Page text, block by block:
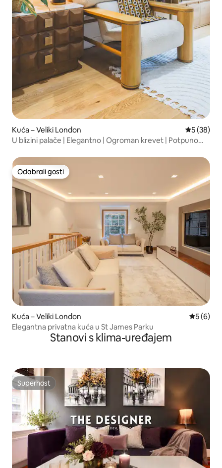
Kuća – Veliki London Prosječna
5 (38)
U blizini palače | Elegantno | Ogroman krevet | Potpuno
Odabrali gosti
Odabrali gosti
Kuća – Veliki London
5 (6)
Elegantna privatna kuća u St James Parku
Stanovi s klima-uređajem
Superhost
Superhost